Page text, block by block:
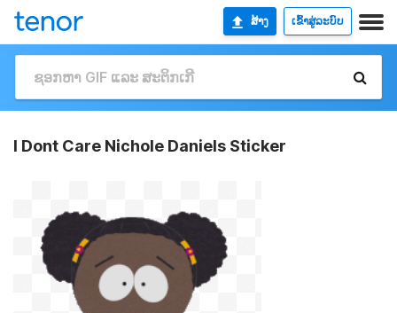
ສ້າງ ເຂົ້າສູ່ລະບົບ
I Dont Care Nichole Daniels Sticker